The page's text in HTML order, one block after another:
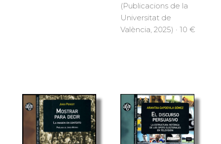
(Publicacions de la
Universitat de
València, 2025) · 10 €